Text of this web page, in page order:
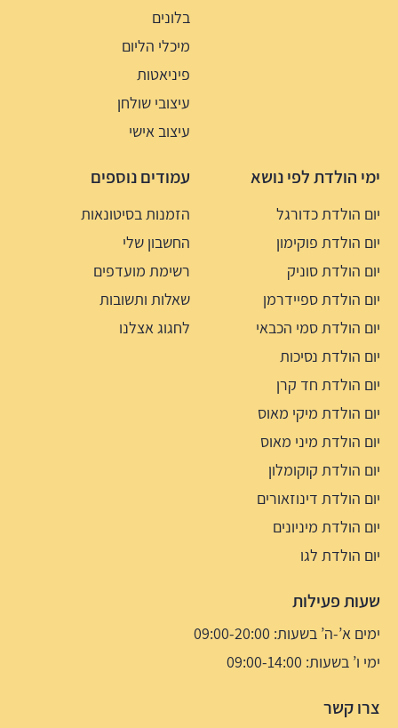
בלונים
מיכלי הליום
פיניאטות
עיצובי שולחן
עיצוב אישי
ימי הולדת לפי נושא
יום הולדת כדורגל
יום הולדת פוקימון
יום הולדת סוניק
יום הולדת ספיידרמן
יום הולדת סמי הכבאי
יום הולדת נסיכות
יום הולדת חד קרן
יום הולדת מיקי מאוס
יום הולדת מיני מאוס
יום הולדת קוקומלון
יום הולדת דינוזאורים
יום הולדת מיניונים
יום הולדת לגו
עמודים נוספים
הזמנות בסיטונאות
החשבון שלי
רשימת מועדפים
שאלות ותשובות
לחגוג אצלנו
שעות פעילות
ימים א’-ה’ בשעות: 09:00-20:00
ימי ו’ בשעות: 09:00-14:00
צרו קשר